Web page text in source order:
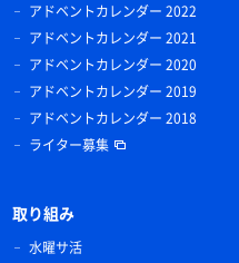
アドベントカレンダー 2022
アドベントカレンダー 2021
アドベントカレンダー 2020
アドベントカレンダー 2019
アドベントカレンダー 2018
ライター募集
取り組み
水曜サ活